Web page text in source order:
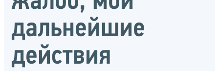
дальнейшие
действия